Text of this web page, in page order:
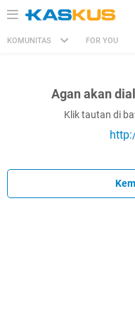
KOMUNITAS FOR YOU
Agan akan
Klik tautan di